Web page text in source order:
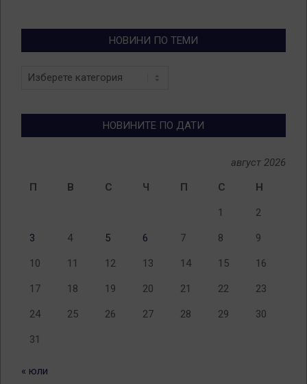
НОВИНИ ПО ТЕМИ
Новини
НОВИНИТЕ ПО ДАТИ
август 2026
П
В С Ч П С Н
1 2
3 4 5 6 7 8 9
10 11 12 13 14 15 16
17 18 19 20 21 22 23
24 25 26 27 28 29 30
31
« юли